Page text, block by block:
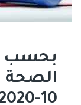
بحسب
10-2020